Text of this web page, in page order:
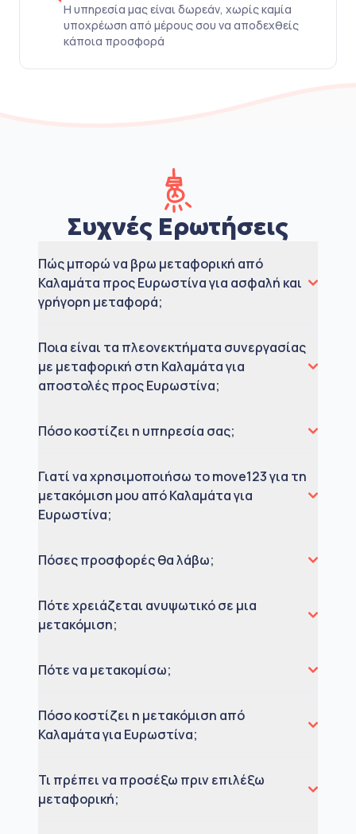
Η υπηρεσία μας είναι δωρεάν, χωρίς καμία
υποχρέωση από μέρους σου να αποδεχθείς
κάποια προσφορά
Συχνές Ερωτήσεις
Πώς μπορώ να βρω μεταφορική από
Καλαμάτα προς Ευρωστίνα για ασφαλή και
γρήγορη μεταφορά;
Ποια είναι τα πλεονεκτήματα συνεργασίας
με μεταφορική στη Καλαμάτα για
αποστολές προς Ευρωστίνα;
Πόσο κοστίζει η υπηρεσία σας;
Γιατί να χρησιμοποιήσω το move123 για τη
μετακόμιση μου από Καλαμάτα για
Ευρωστίνα;
Πόσες προσφορές θα λάβω;
Πότε χρειάζεται ανυψωτικό σε μια
μετακόμιση;
Πότε να μετακομίσω;
Πόσο κοστίζει η μετακόμιση από
Καλαμάτα για Ευρωστίνα;
Τι πρέπει να προσέξω πριν επιλέξω
μεταφορική;